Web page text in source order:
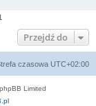
Przejdź do
czasowa UTC+02:00
Limited